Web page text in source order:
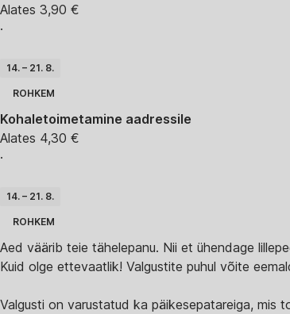
Alates 3,90 €
·
14. – 21. 8.
ROHKEM
Kohaletoimetamine aadressile
Alates 4,30 €
·
14. – 21. 8.
ROHKEM
Aed väärib teie tähelepanu. Nii et ühendage
Kuid olge ettevaatlik! Valgustite puhul võite
Valgusti on varustatud ka päikesepatareiga, mis